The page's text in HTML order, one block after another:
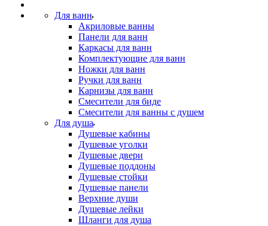
Для ванн
Акриловые ванны
Панели для ванн
Каркасы для ванн
Комплектующие для ванн
Ножки для ванн
Ручки для ванн
Карнизы для ванн
Смесители для биде
Смесители для ванны с душем
Для душа
Душевые кабины
Душевые уголки
Душевые двери
Душевые поддоны
Душевые стойки
Душевые панели
Верхние души
Душевые лейки
Шланги для душа